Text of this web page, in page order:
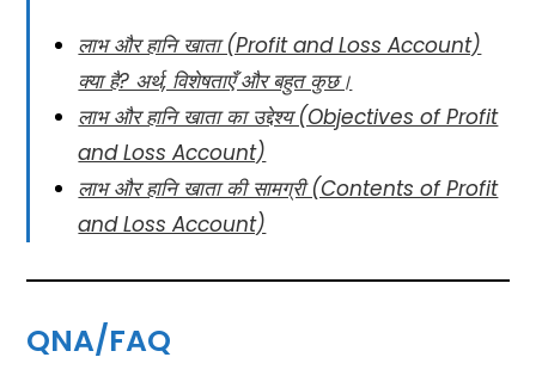
लाभ और हानि खाता (Profit and Loss Account)
क्या है? अर्थ, विशेषताएँ और बहुत कुछ।
लाभ और हानि खाता का उद्देश्य (Objectives of Profit
and Loss Account)
लाभ और हानि खाता की सामग्री (Contents of Profit
and Loss Account)
QNA/FAQ